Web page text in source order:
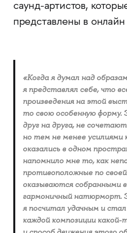
саунд-артистов,
представлены в онлайн
«Когда я думал над
я представлял себе, что
произведения на этой
то свою особенную
друг на друга, не
но тем не менее усилиями
оказались в одном
напомнило мне то, как
противоположные по
оказываются собранными
гармоничный натюрморт.
я посчитал удачным и
каждой композиции